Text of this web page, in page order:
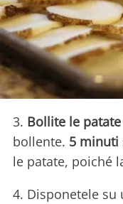
3. Bollite le patate
bollente. 5 minuti
le patate, poiché
4. Disponetele